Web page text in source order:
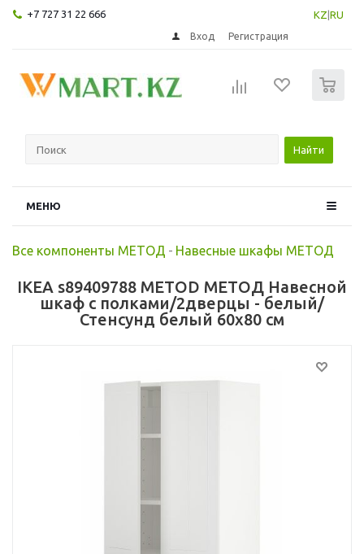
+7 727 31 22 666 KZ RU
Вход Регистрация
Найти
МЕНЮ
Все компоненты МЕТОД - Навесные шкафы МЕТОД
IKEA s89409788 METOD МЕТОД Навесной
шкаф с полками/2дверцы - белый/
Стенсунд белый 60x80 см